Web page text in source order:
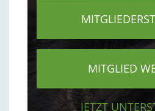
MITGLIED
JETZT